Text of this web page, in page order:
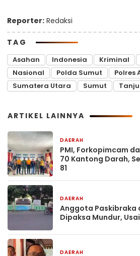
Reporter: Redaksi
TAG
Asahan Indonesia Kriminal
Nasional
Polda Sumut Polres
Sumatera Utara
Sumut
ARTIKEL LAINNYA
DAERAH
PMI, Forkopimcam
70 Kantong Darah,
81
DAERAH
Anggota Paskibraka
Dipaksa Mundur,
DAERAH